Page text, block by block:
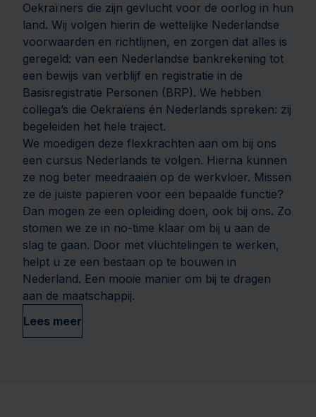
Oekraïners die zijn gevlucht voor de oorlog in hun
land. Wij volgen hierin de wettelijke Nederlandse
voorwaarden en richtlijnen, en zorgen dat alles is
geregeld: van een Nederlandse bankrekening tot
een bewijs van verblijf en registratie in de
Basisregistratie Personen (BRP). We hebben
collega’s die Oekraïens én Nederlands spreken: zij
begeleiden het hele traject.
We moedigen deze flexkrachten aan om bij ons
een cursus Nederlands te volgen. Hierna kunnen
ze nog beter meedraaien op de werkvloer. Missen
ze de juiste papieren voor een bepaalde functie?
Dan mogen ze een opleiding doen, ook bij ons. Zo
stomen we ze in no-time klaar om bij u aan de
slag te gaan. Door met vluchtelingen te werken,
helpt u ze een bestaan op te bouwen in
Nederland. Een mooie manier om bij te dragen
aan de maatschappij.
Lees meer